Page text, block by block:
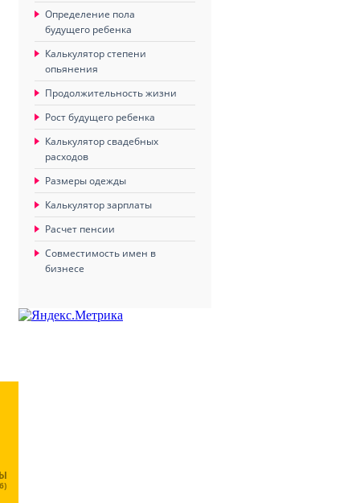
Определение пола
будущего ребенка
Калькулятор степени
опьянения
Продолжительность жизни
Рост будущего ребенка
Калькулятор свадебных
расходов
Размеры одежды
Калькулятор зарплаты
Расчет пенсии
Совместимость имен в
бизнесе